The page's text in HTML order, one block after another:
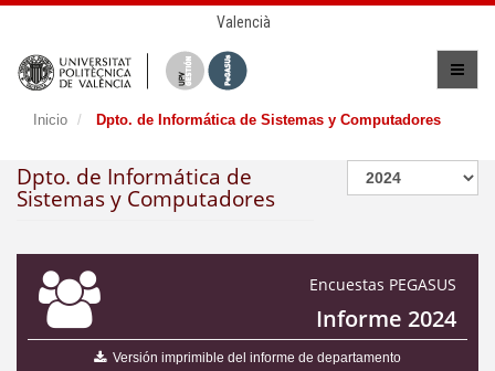
Valencià
Inicio Dpto. de Informática de Sistemas y Computadores
Dpto. de Informática de
Sistemas y Computadores
Encuestas PEGASUS
Informe 2024
Versión imprimible del informe de departamento